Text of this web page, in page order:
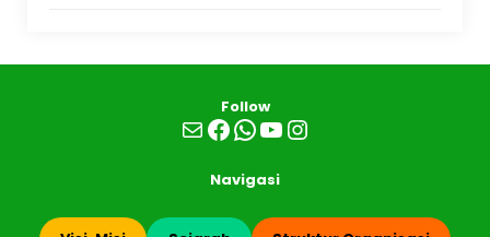
Follow
MailFacebook
WhatsApp
YouTube
Instagram
Navigasi